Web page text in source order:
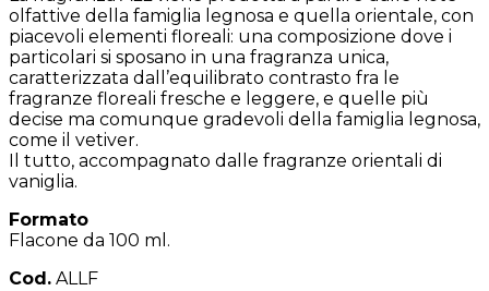
olfattive della famiglia legnosa e quella orientale, con
piacevoli elementi floreali: una composizione dove i
particolari si sposano in una fragranza unica,
caratterizzata dall’equilibrato contrasto fra le
fragranze floreali fresche e leggere, e quelle più
decise ma comunque gradevoli della famiglia legnosa,
come il vetiver.
Il tutto, accompagnato dalle fragranze orientali di
vaniglia.
Formato
Flacone da 100 ml.
Cod. ALLF